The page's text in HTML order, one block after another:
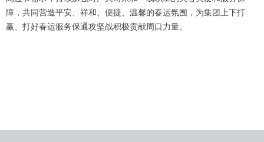
障，共同营造平安、祥和、便捷、温馨的春运氛围，为集团上下打
赢、打好春运服务保通攻坚战积极贡献周口力量。